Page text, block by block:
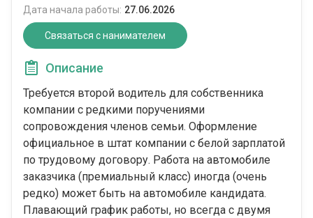
Дата начала работы: 27.06.2026
Связаться с нанимателем
Описание
Требуется второй водитель для собственника
компании с редкими поручениями
сопровождения членов семьи. Оформление
официальное в штат компании с белой зарплатой
по трудовому договору. Работа на автомобиле
заказчика (премиальный класс) иногда (очень
редко) может быть на автомобиле кандидата.
Плавающий график работы, но всегда с двумя